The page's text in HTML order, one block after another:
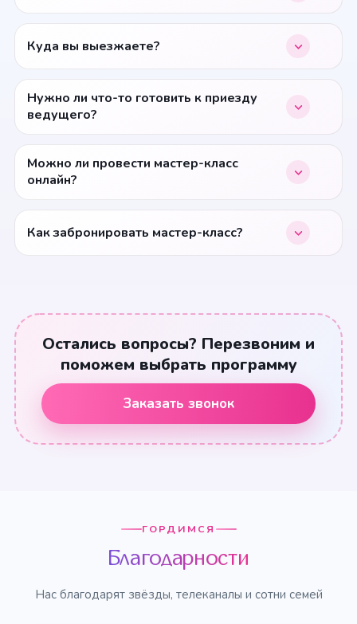
Куда вы выезжаете?
Нужно ли что-то готовить к приезду
ведущего?
Можно ли провести мастер-класс
онлайн?
Как забронировать мастер-класс?
Остались вопросы? Перезвоним и
поможем выбрать программу
Заказать звонок
ГОРДИМСЯ
Благодарности
Нас благодарят звёзды, телеканалы и сотни семей